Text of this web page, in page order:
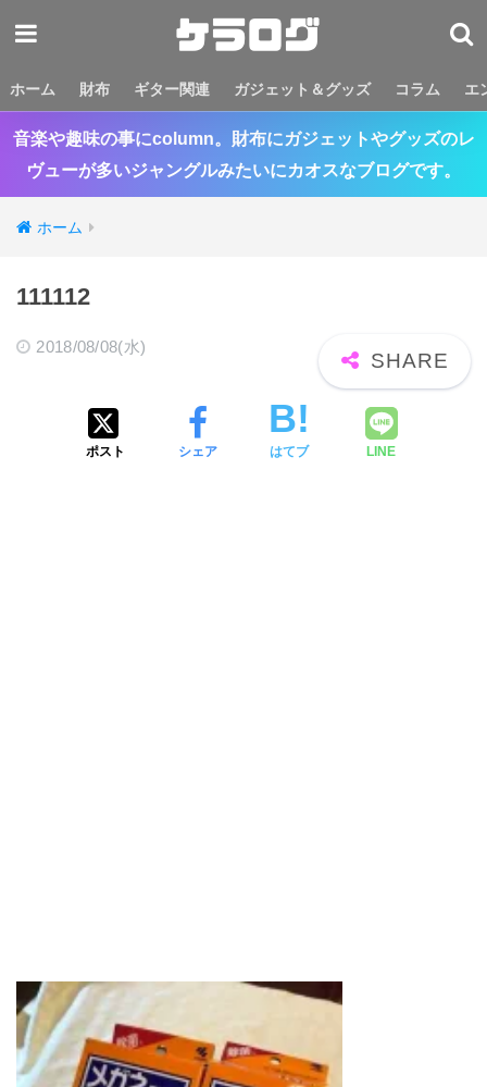
ホーム 財布 ギター関連 ガジェット＆グッズ コラム エ
音楽や趣味の事にcolumn。財布にガジェットやグッズのレ
ヴューが多いジャングルみたいにカオスなブログです。
ホーム
111112
2018/08/08(水)
ポスト シェア はてブ LINE